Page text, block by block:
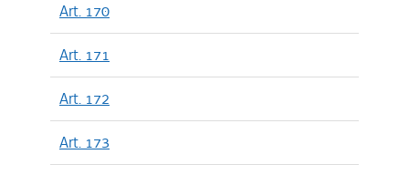
Art. 170
Art. 171
Art. 172
Art. 173